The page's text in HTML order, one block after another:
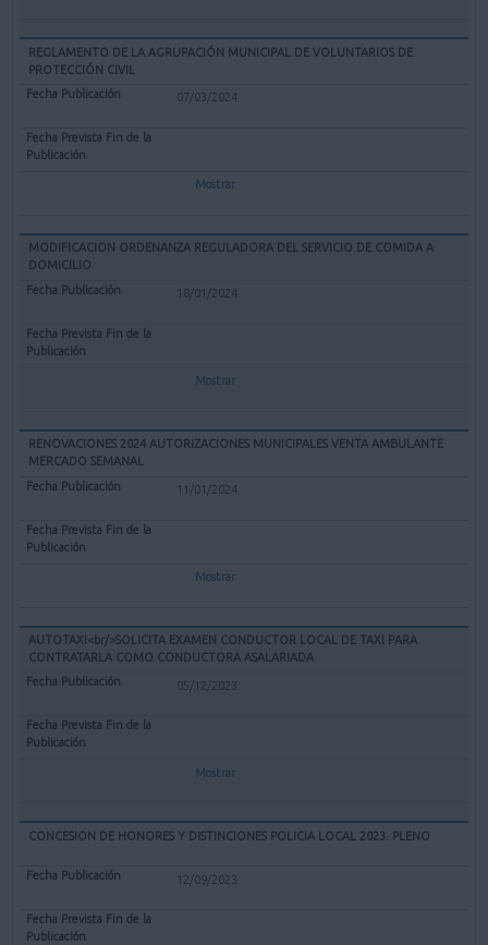
REGLAMENTO DE LA AGRUPACIÓN MUNICIPAL DE VOLUNTARIOS DE
PROTECCIÓN CIVIL
07/03/2024
Mostrar
MODIFICACION ORDENANZA REGULADORA DEL SERVICIO DE COMIDA A
DOMICILIO
18/01/2024
Mostrar
RENOVACIONES 2024 AUTORIZACIONES MUNICIPALES VENTA AMBULANTE
MERCADO SEMANAL
11/01/2024
Mostrar
AUTOTAXI<br/>SOLICITA EXAMEN CONDUCTOR LOCAL DE TAXI PARA
CONTRATARLA COMO CONDUCTORA ASALARIADA
05/12/2023
Mostrar
CONCESION DE HONORES Y DISTINCIONES POLICIA LOCAL 2023. PLENO
12/09/2023